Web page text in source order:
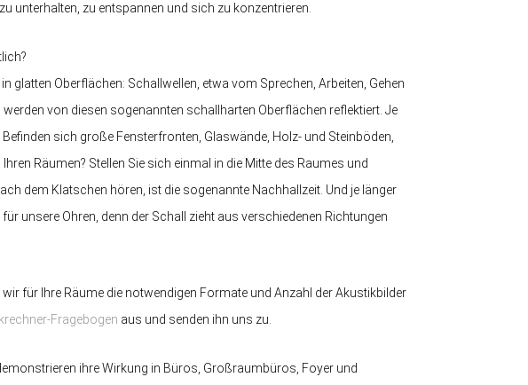
unterhalten, zu entspannen und sich zu konzentrieren.
glatten Oberflächen: Schallwellen, etwa vom Sprechen, Arbeiten, Gehen
von diesen sogenannten schallharten Oberflächen reflektiert. Je
sich große Fensterfronten, Glaswände, Holz- und Steinböden,
Räumen? Stellen Sie sich einmal in die Mitte des Raumes und
dem Klatschen hören, ist die sogenannte Nachhallzeit. Und je länger
unsere Ohren, denn der Schall zieht aus verschiedenen Richtungen
für Ihre Räume die notwendigen Formate und Anzahl der Akustikbilder
Fragebogen aus und senden ihn uns zu.
ihre Wirkung in Büros, Großraumbüros, Foyer und